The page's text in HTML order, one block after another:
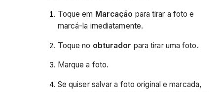
Toque em Marcação para tirar a foto e
marcá-la imediatamente.
Toque no obturador para tirar uma foto.
Marque a foto.
Se quiser salvar a foto original e marcada,